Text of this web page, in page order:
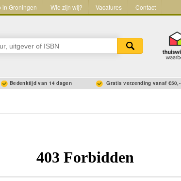
in Groningen Wie zijn wij? Vacatures Contact
Bedenktijd van 14 dagen Gratis verzending vanaf €50,-